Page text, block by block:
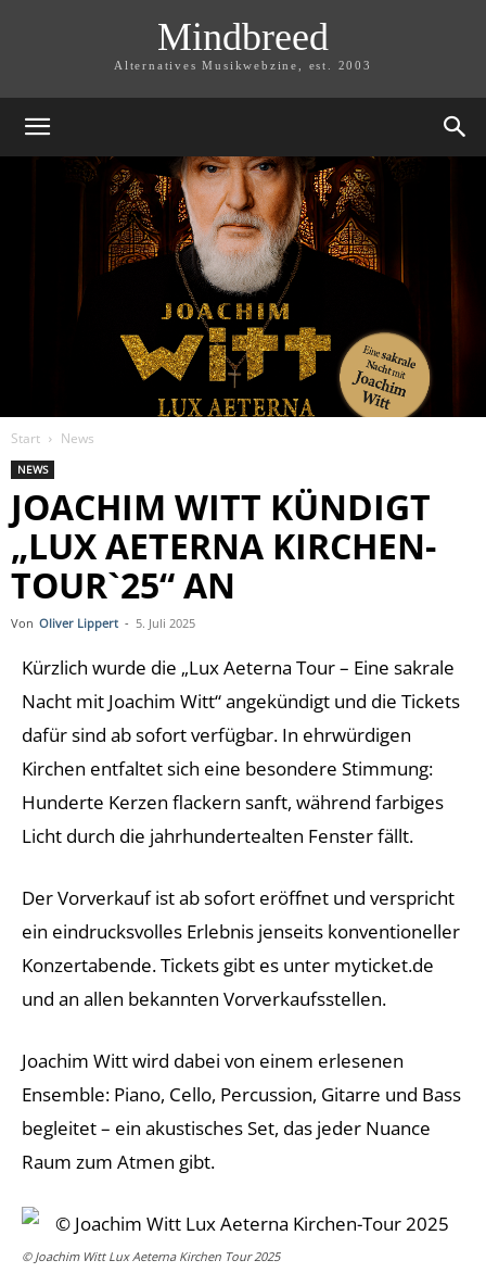
Mindbreed
Alternatives Musikwebzine, est. 2003
Start News
NEWS
JOACHIM WITT KÜNDIGT
„LUX AETERNA KIRCHEN-
TOUR`25“ AN
Von Oliver Lippert - 5. Juli 2025
Kürzlich wurde die „Lux Aeterna Tour – Eine sakrale
Nacht mit Joachim Witt“ angekündigt und die Tickets
dafür sind ab sofort verfügbar. In ehrwürdigen
Kirchen entfaltet sich eine besondere Stimmung:
Hunderte Kerzen flackern sanft, während farbiges
Licht durch die jahrhundertealten Fenster fällt.
Der Vorverkauf ist ab sofort eröffnet und verspricht
ein eindrucksvolles Erlebnis jenseits konventioneller
Konzertabende. Tickets gibt es unter myticket.de
und an allen bekannten Vorverkaufsstellen.
Joachim Witt wird dabei von einem erlesenen
Ensemble: Piano, Cello, Percussion, Gitarre und Bass
begleitet – ein akustisches Set, das jeder Nuance
Raum zum Atmen gibt.
© Joachim Witt Lux Aeterna Kirchen Tour 2025